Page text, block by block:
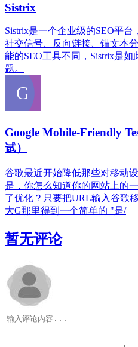
Sistrix
Sistrix是一个企业级的SEO平台
社交信号、反向链接、锚文本
能的SEO工具不同，Sistrix是如
题。
Google Mobile-Friendly
试）
谷歌最近开始降低那些对移动
是，你怎么知道你的网站上的
了优化？只要把URL输入谷歌
大G那里得到一个简单的 "是/
暂无评论